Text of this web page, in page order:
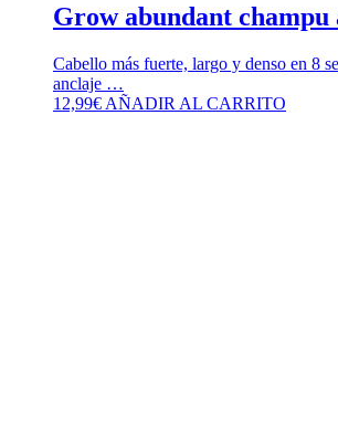
Grow abundant champu
Cabello más fuerte, largo y denso en 8
anclaje …
12,99€ AÑADIR AL CARRITO